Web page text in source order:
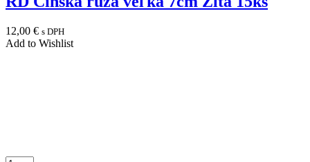
12,00 € s DPH
Add to Wishlist